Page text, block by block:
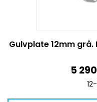
Gulvplate 12mm grå.
5 290